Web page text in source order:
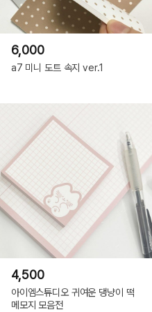
6,000
a7 미니 도트 속지 ver.1
4,500
아이엠스튜디오 귀여운 댕냥이 떡
메모지 모음전